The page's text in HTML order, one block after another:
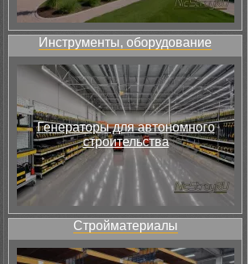
Инструменты, оборудование
Генераторы для автономного
строительства
Стройматериалы